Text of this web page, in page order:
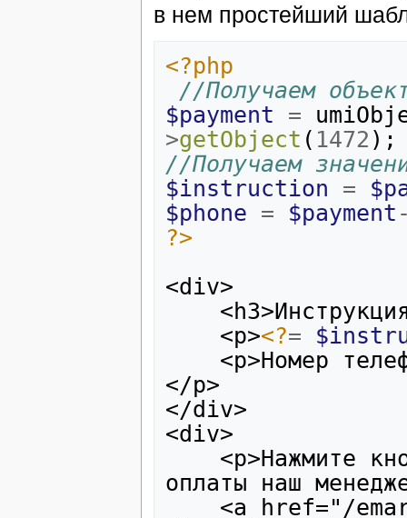
в нем простейший
<?php
//Получаем
$payment
=
>getObject ( 1472 );
//Получаем
$instruction
=
$phone = $payment
?>
<div>
    <p>
<?=
<p>Номер
</p>
</div>
<div>
оплаты наш